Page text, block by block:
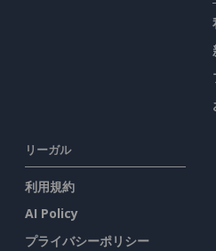
リーガル
利用規約
AI Policy
プライバシーポリシー